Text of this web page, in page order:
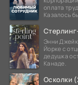
оплата
Казалось
Энни
Йорке с
дедушка
Канаде.
Осколки